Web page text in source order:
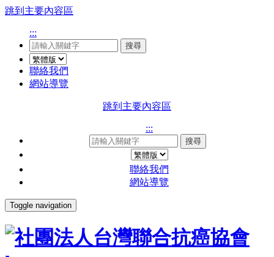
跳到主要內容區
:::
搜尋
聯絡我們
網站導覽
跳到主要內容區
:::
搜尋
聯絡我們
網站導覽
Toggle navigation